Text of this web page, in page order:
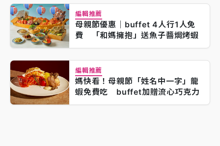
編輯推薦
母親節優惠｜buffet 4人行1人免
費 「和媽擁抱」送魚子醬焗烤蝦
編輯推薦
媽快看！母親節「姓名中一字」龍
蝦免費吃 buffet加贈流心巧克力